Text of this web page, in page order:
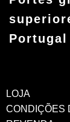
LOJA
CONDIÇÕES